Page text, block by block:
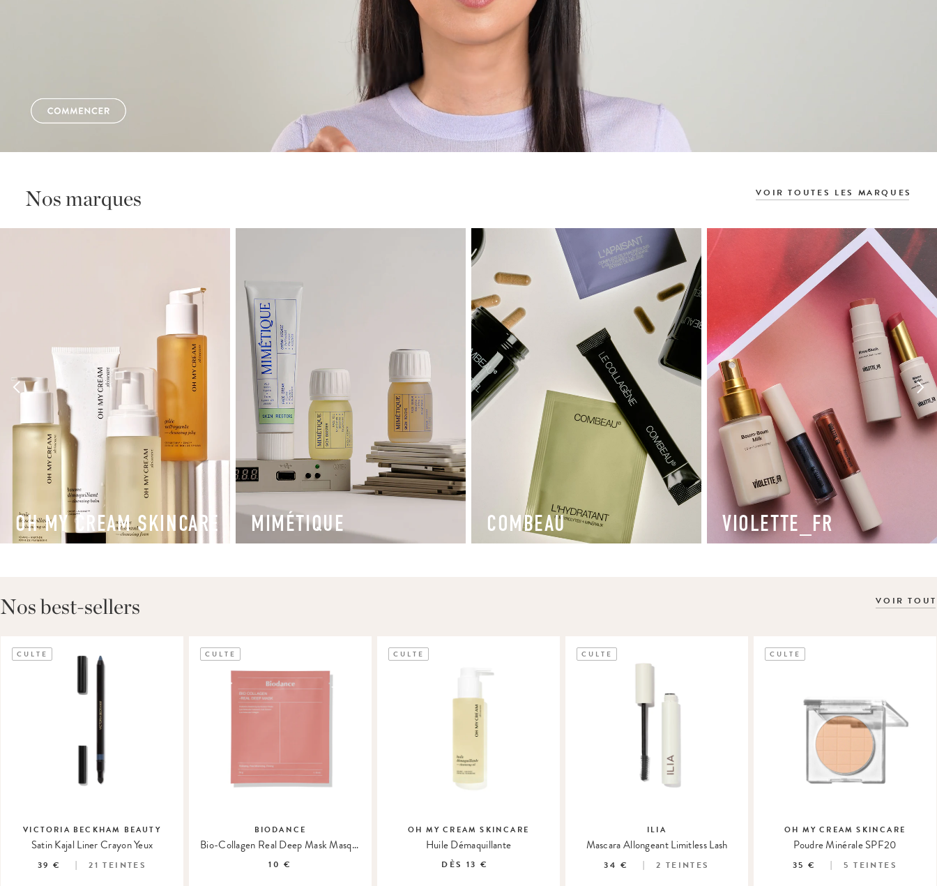
Nos marques VOIR TOUTES LES MARQUES
OH MY CREAM SKINCARE MIMÉTIQUE COMBEAU VIOLETTE_FR
Nos best-sellers VOIR TOUT
CULTE
VICTORIA BECKHAM BEAUTY
Satin Kajal Liner Crayon Yeux
39 € 21 TEINTES
CULTE
BIODANCE
Bio-Collagen Real Deep Mask Masque Hydrogel
10 €
CULTE
OH MY CREAM SKINCARE
Huile Démaquillante
DÈS 13 €
CULTE
ILIA
Mascara Allongeant Limitless Lash
34 € 2 TEINTES
CULTE
OH MY CREAM SKINCARE
Poudre Minérale SPF20
35 € 5 TEINTES